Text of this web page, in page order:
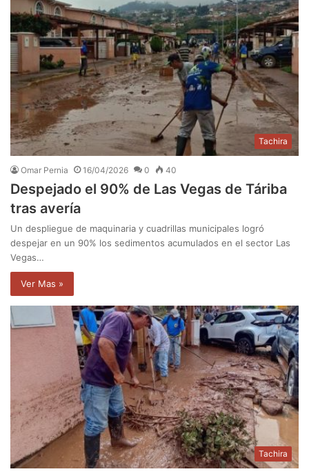
Tachira
Omar Pernia 16/04/2026 0 40
Despejado el 90% de Las Vegas de Táriba
tras avería
Un despliegue de maquinaria y cuadrillas municipales logró
despejar en un 90% los sedimentos acumulados en el sector Las
Vegas…
Ver Mas »
Tachira